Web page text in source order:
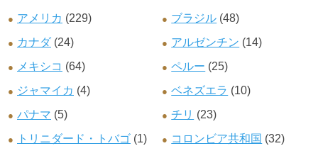
アメリカ (229)
カナダ(24)
メキシコ (64)
ジャマイカ (4)
パナマ (5)
トリニダード・トバゴ (1)
ブラジル (48)
アルゼンチン (14)
ペルー (25)
ベネズエラ (10)
チリ (23)
コロンビア共和国 (32)